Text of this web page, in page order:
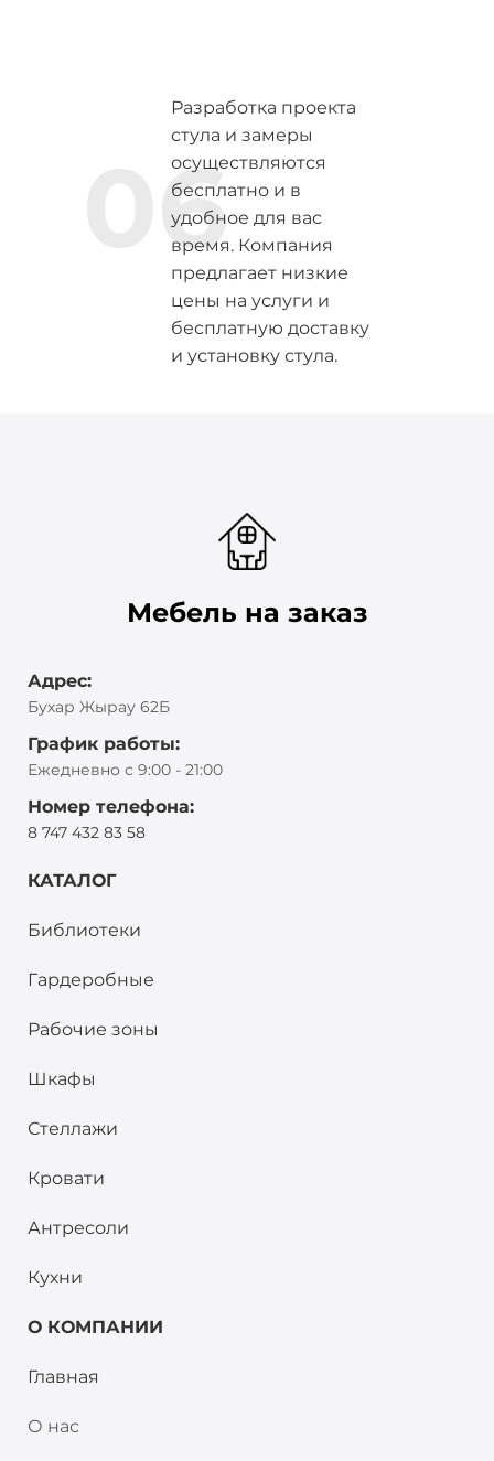
Разработка проекта
стула и замеры
осуществляются
бесплатно и в
удобное для вас
время. Компания
предлагает низкие
цены на услуги и
бесплатную доставку
и установку стула.
06
Мебель на заказ
Адрес:
Бухар Жырау 62Б
График работы:
Ежедневно с 9:00 - 21:00
Номер телефона:
8 747 432 83 58
КАТАЛОГ
Библиотеки
Гардеробные
Рабочие зоны
Шкафы
Стеллажи
Кровати
Антресоли
Кухни
О КОМПАНИИ
Главная
О нас